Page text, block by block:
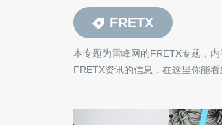
FRETX
本专题为雷峰网的FRETX专题，
FRETX资讯的信息，在这里你能看